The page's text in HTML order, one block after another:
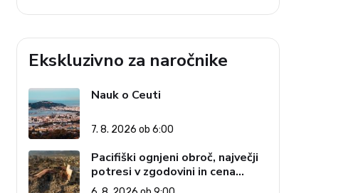
Ekskluzivno za naročnike
Nauk o Ceuti
7. 8. 2026 ob 6:00
Pacifiški ognjeni obroč, največji
potresi v zgodovini in cena
pozabe